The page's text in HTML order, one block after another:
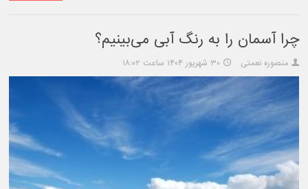
چرا آسمان را به رنگ آبی می‌بینیم؟
منصوره نعمتی ۳۰ شهریور ۱۴۰۴ ساعت ۱۸:۰۲